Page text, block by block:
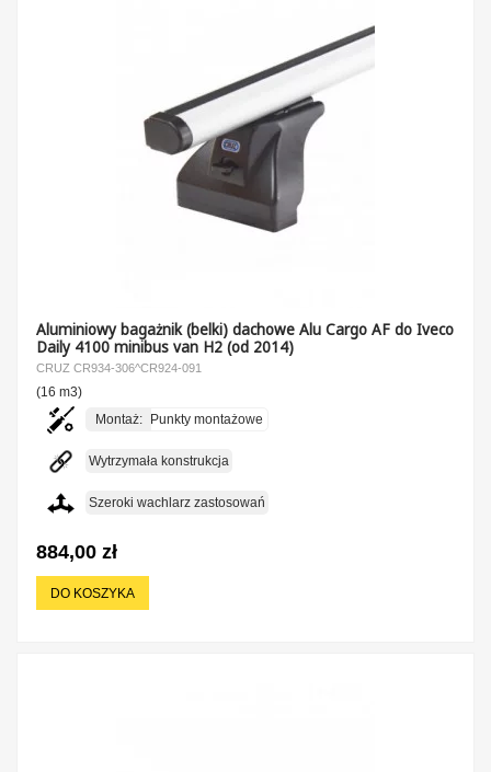
Aluminiowy bagażnik (belki) dachowe Alu Cargo AF do Iveco
Daily 4100 minibus van H2 (od 2014)
CRUZ CR934-306^CR924-091
(16 m3)
Montaż:
Punkty montażowe
Wytrzymała konstrukcja
Szeroki wachlarz zastosowań
884,00 zł
DO KOSZYKA